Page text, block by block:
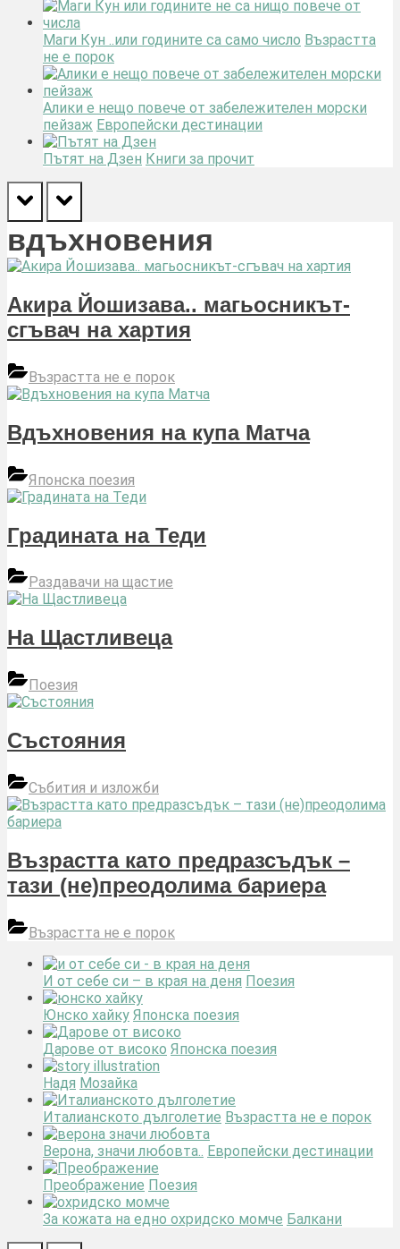
Маги Кун ..или годините са само число Възрастта
не е порок
Алики е нещо повече от забележителен морски
пейзаж Европейски дестинации
Пътят на Дзен Книги за прочит
prev next
вдъхновения
Акира Йошизава.. магьосникът-
сгъвач на хартия
Възрастта не е порок
Вдъхновения на купа Матча
Японска поезия
Градината на Теди
Раздавачи на щастие
На Щастливеца
Поезия
Състояния
Събития и изложби
Възрастта като предразсъдък –
тази (не)преодолима бариера
Възрастта не е порок
И от себе си – в края на деня Поезия
Юнско хайку Японска поезия
Дарове от високо Японска поезия
Надя Мозайка
Италианското дълголетие Възрастта не е порок
Верона, значи любовта.. Европейски дестинации
Преображение Поезия
За кожата на едно охридско момче Балкани